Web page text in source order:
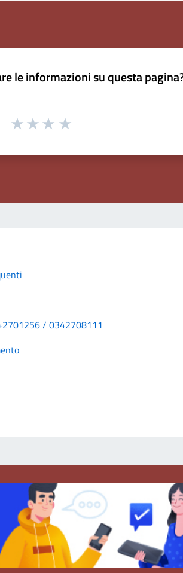
le informazioni su questa
/ 0342708111